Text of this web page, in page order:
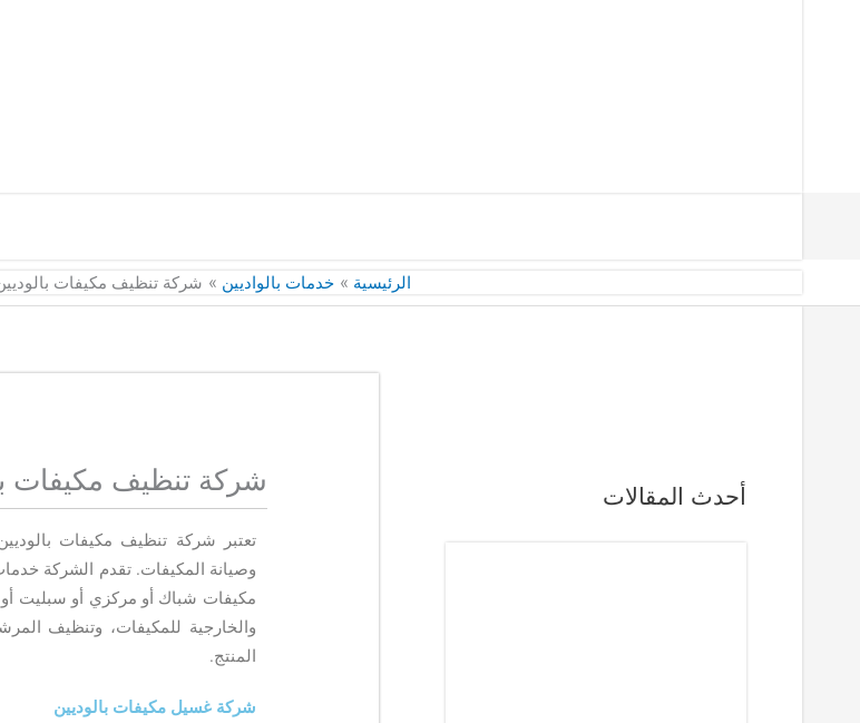
الرئيسية خدمات بالواديين شركة تنظيف مكيفات بالوديين 0558715425 خصم
أحدث المقالات شركة تنظيف مكيفات بالوديين
تعتبر شركة تنظيف مكيفات
وصيانة المكيفات. تقدم الشركة
مكيفات شباك أو مركزي أو سبليت
والخارجية للمكيفات، وتنظيف
المنتج.
شركة غسيل مكيفات بالوديين